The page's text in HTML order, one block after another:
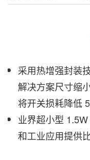
采用热增强封装
解决方案尺寸缩
将开关损耗降低
业界超小型
和工业应用提供